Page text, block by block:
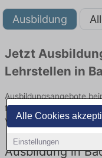
Alle Cookies
Einstellungen
Ausbildung
Jetzt
Lehrstellen in
Ausbildungsangebote
finden Sie von
von Top-Arbeitgebern
Ausbildung in